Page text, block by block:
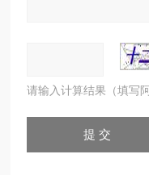
请输入计算结果（填写